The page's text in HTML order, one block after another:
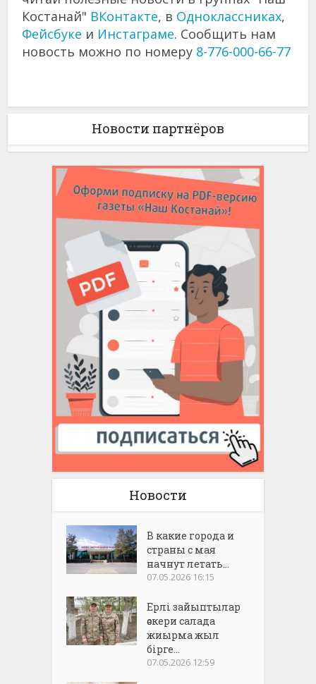
Костанай" ВКонтакте, в Одноклассниках,
Фейсбуке и Инстаграме. Сообщить нам
новость можно по номеру 8-776-000-66-77
Новости партнёров
Новости
В какие города и
страны с мая
начнут летать...
07.05.2026 16:15
Ерлі зайыптылар
әскери салада
жиырма жыл
бірге...
07.05.2026 12:59